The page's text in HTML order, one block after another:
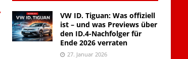
VW ID. Tiguan: Was offiziell
ist – und was Previews über
den ID.4-Nachfolger für
Ende 2026 verraten
27. Januar 2026